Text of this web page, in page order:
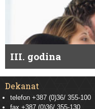
III. godina
Dekanat
telefon +387 (0)36/ 355-100
fax +387 (0)36/ 355-130